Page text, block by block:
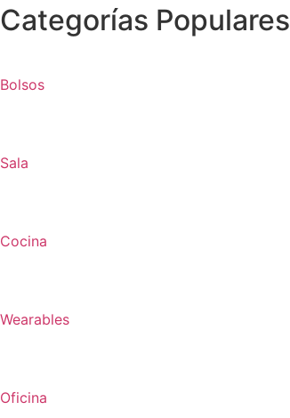
Categorías Populares
Bolsos
Sala
Cocina
Wearables
Oficina